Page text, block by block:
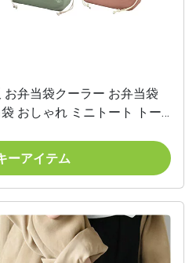
弁当袋クーラー お弁当袋
おしゃれ ミニトート トー
現代百貨
ーアイテム